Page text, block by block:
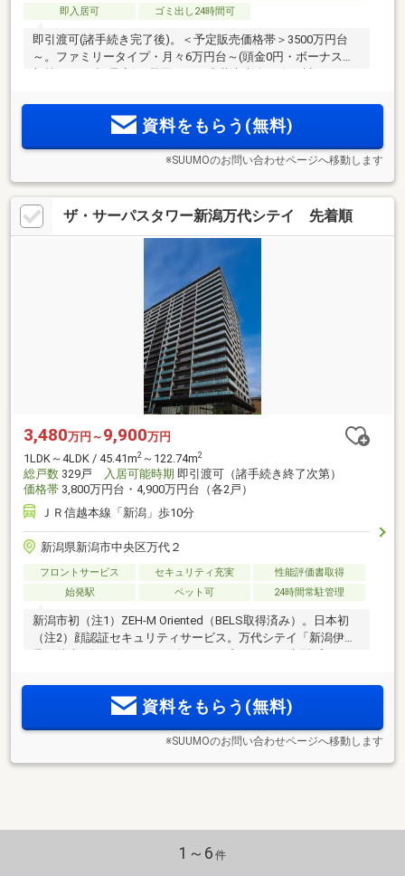
即入居可
ゴミ出し24時間可
即引渡可(諸手続き完了後)。＜予定販売価格帯＞3500万円台
～。ファミリータイプ・月々6万円台～(頭金0円・ボーナス時
駐車場116％超、月額0円～(注2)。屋上スカイテラス・ゲスト
ルームなど充実の共用施設資料をもらう(無料)
※SUUMOのお問い合わせページへ移動します
ザ・サーパスタワー新潟万代シテイ 先着順
3,480万円～ 9,900万円
1LDK～4LDK / 45.41m2 ～122.74m2
総戸数 329戸 入居可能時期 即引渡可（諸手続き終了次第）
価格帯 3,800万円台・4,900万円台（各2戸）
ＪＲ信越本線「新潟」歩10分
新潟県新潟市中央区万代２
フロントサービス セキュリティ充実
性能評価書取得
始発駅
ペット可 24時間常駐管理
新潟市初（注1）ZEH-M Oriented（BELS取得済み）。日本初
（注2）顔認証セキュリティサービス。万代シテイ「新潟伊勢
資料をもらう(無料)
※SUUMOのお問い合わせページへ移動します
1～6 件